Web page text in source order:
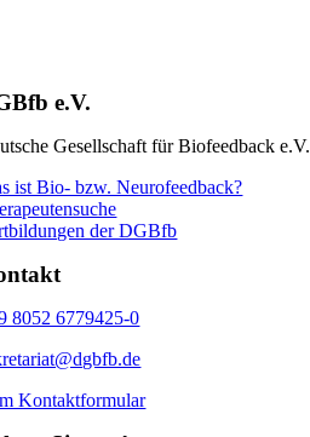
e.V.
Gesellschaft für Biofeedback e.V.
ist Bio- bzw. Neurofeedback?
der DGBfb
8052 6779425-0
Kontaktformular